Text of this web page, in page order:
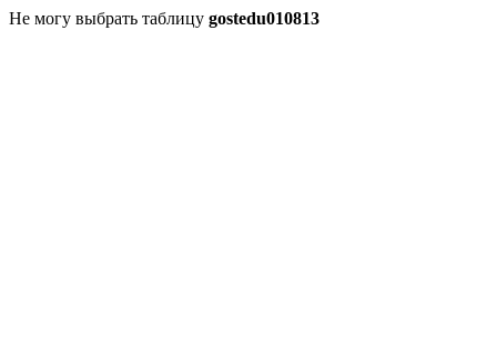
Не могу выбрать таблицу gostedu010813